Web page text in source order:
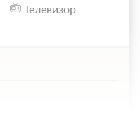
Телевизор